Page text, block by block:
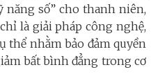
năng số” cho thanh niên,
là giải pháp công nghệ,
thể nhằm bảo đảm quyền
bất bình đẳng trong cơ